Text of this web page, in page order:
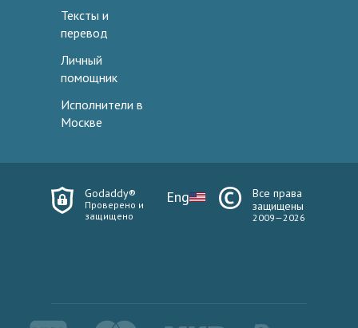
Тексты и
перевод
Личный
помощник
Исполнители в
Москве
Godaddy®
Проверено и
защищено
Eng
Все права
защищены
2009—2026